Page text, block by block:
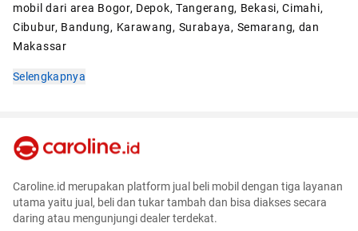
mobil dari area Bogor, Depok, Tangerang, Bekasi, Cimahi,
Cibubur, Bandung, Karawang, Surabaya, Semarang, dan
Makassar
Selengkapnya
Caroline.id merupakan platform jual beli mobil dengan tiga layanan
utama yaitu jual, beli dan tukar tambah dan bisa diakses secara
daring atau mengunjungi dealer terdekat.